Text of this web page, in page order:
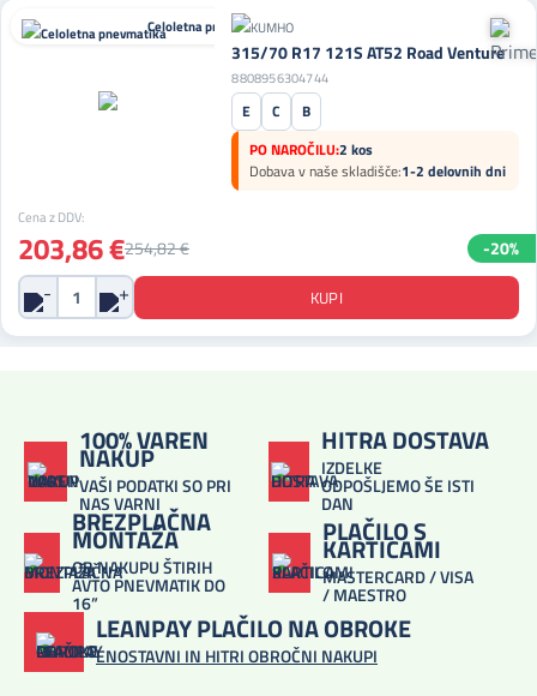
Celoletna pnevmatika
315/70 R17 121S AT52 Road Venture
8808956304744
E C
B
PO NAROČILU:2 kos
Dobava v naše skladišče:1-2 delovnih dni
Cena z DDV:
203,86 €254,82 € -20%
100% VAREN
NAKUP
VAŠI PODATKI SO PRI
NAS VARNI
HITRA DOSTAVA
IZDELKE
ODPOŠLJEMO ŠE ISTI
DAN
BREZPLAČNA
MONTAŽA
OB NAKUPU ŠTIRIH
AVTO PNEVMATIK DO
16”
PLAČILO S
KARTICAMI
MASTERCARD / VISA
/ MAESTRO
LEANPAY PLAČILO NA OBROKE
ENOSTAVNI IN HITRI OBROČNI NAKUPI